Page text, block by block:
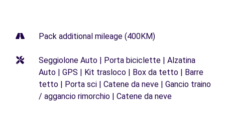
Pack additional mileage (400KM)
Seggiolone Auto | Porta biciclette | Alzatina
Auto | GPS | Kit trasloco | Box da tetto | Barre
tetto | Porta sci | Catene da neve | Gancio traino
/ aggancio rimorchio | Catene da neve